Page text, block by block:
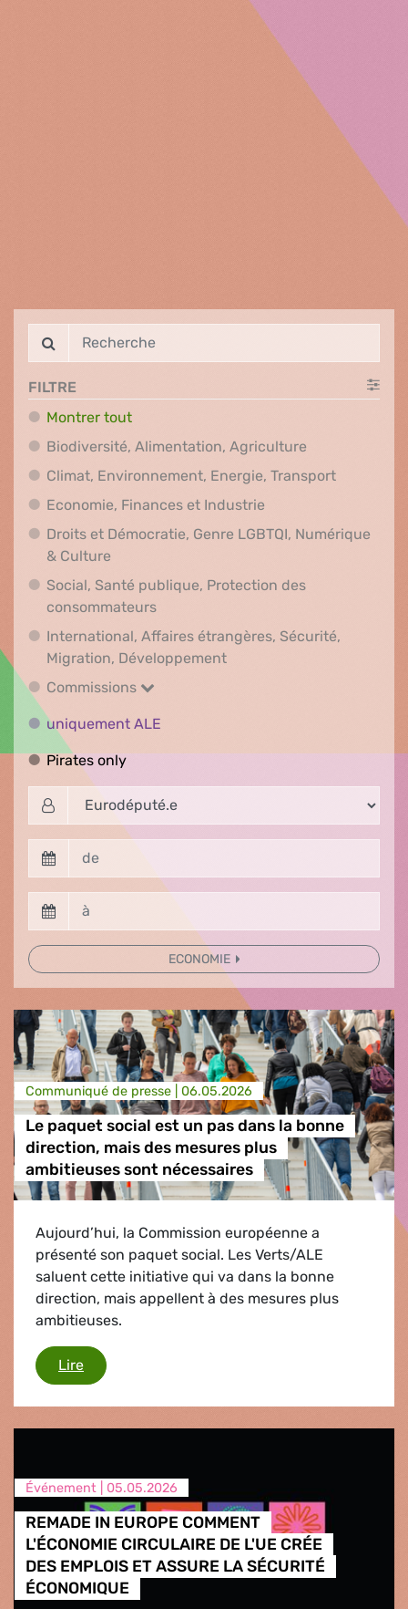
FILTRE
Montrer tout
Biodiversité, Alimentation, AgricultureBiodiversité,
Climat, Environnement, Energie, TransportClimat,
Economie, Finances et IndustrieEconomie, Finances
Droits et Démocratie, Genre LGBTQI, Numérique
& Culture
Social, Santé publique, Protection des
consommateursSocial, Santé publique, Protection
International, Affaires étrangères, Sécurité,
Migration, DéveloppementInternational, Affaires
Commissions
Commissions
uniquement ALE
Pirates onlyPirates only
ECONOMIE
Communiqué de presse | 06.05.2026
Le paquet social est un pas dans la bonne
direction, mais des mesures plus
ambitieuses sont nécessaires
Aujourd’hui, la Commission européenne a
présenté son paquet social. Les Verts/ALE
saluent cette initiative qui va dans la bonne
direction, mais appellent à des mesures plus
ambitieuses.
LireLe paquet social est un pas dans la bonne
Événement | 05.05.2026
REMADE IN EUROPE COMMENT
L'ÉCONOMIE CIRCULAIRE DE L'UE CRÉE
DES EMPLOIS ET ASSURE LA SÉCURITÉ
ÉCONOMIQUE